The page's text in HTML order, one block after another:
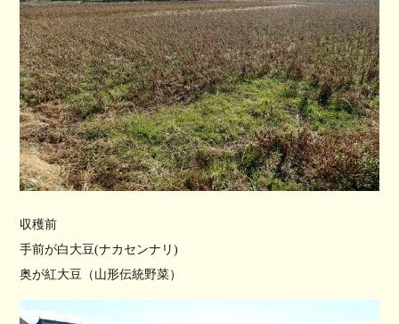
収穫前
手前が白大豆(ナカセンナリ)
奥が紅大豆（山形伝統野菜）